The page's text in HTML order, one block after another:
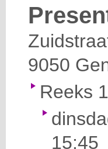
9050
Reeks
15:45